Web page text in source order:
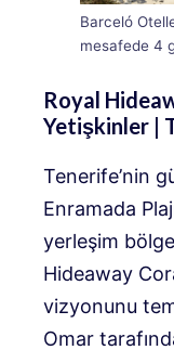
Barceló
mesafede 4
Royal
Yetişkinler |
Tenerife’nin
Enramada
yerleşim
Hideaway
vizyonunu
Omar